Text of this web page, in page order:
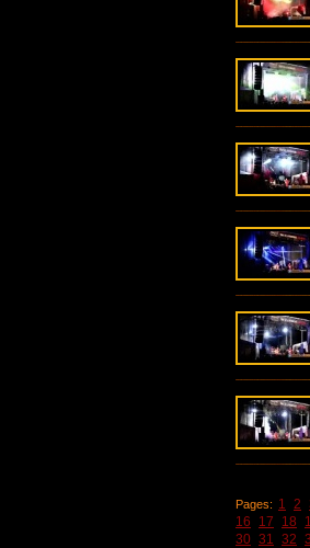
Pages: 1 2
16
17 18
30 31 32